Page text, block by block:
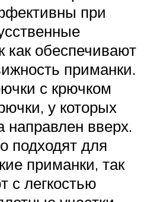
при
как обеспечивают
приманки.
с крючком
у которых
направлен вверх.
подходят для
приманки, так
с легкостью